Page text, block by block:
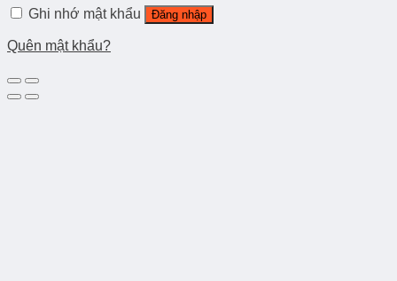
Ghi nhớ mật khẩu Đăng nhập
Quên mật khẩu?